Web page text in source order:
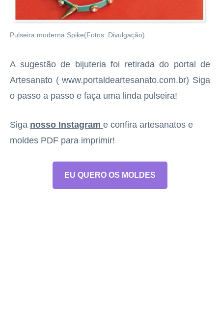
Pulseira moderna Spike(Fotos: Divulgação).
A sugestão de bijuteria foi retirada do portal de
Artesanato ( www.portaldeartesanato.com.br) Siga
o passo a passo e faça uma linda pulseira!
Siga nosso Instagram e confira artesanatos e
moldes PDF para imprimir!
EU QUERO OS MOLDES